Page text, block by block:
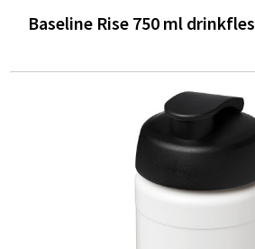
Baseline Rise 750 ml drinkfles